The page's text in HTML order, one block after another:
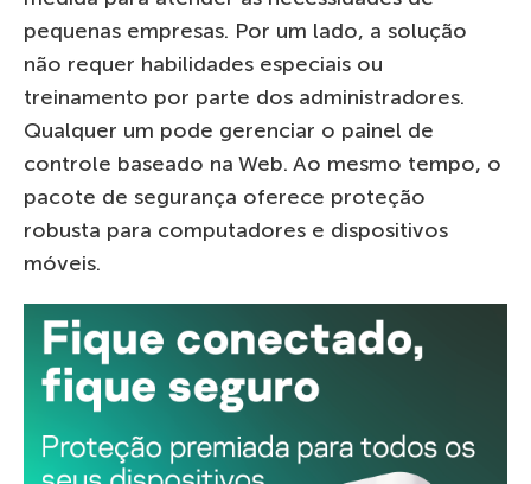
pequenas empresas. Por um lado, a solução
não requer habilidades especiais ou
treinamento por parte dos administradores.
Qualquer um pode gerenciar o painel de
controle baseado na Web. Ao mesmo tempo, o
pacote de segurança oferece proteção
robusta para computadores e dispositivos
móveis.